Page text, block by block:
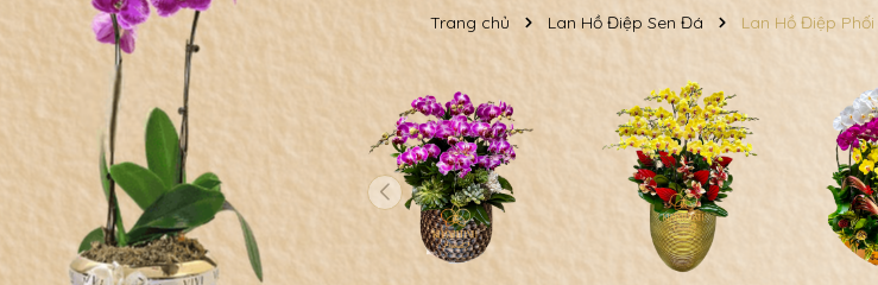
Trang chủ Lan Hồ Điệp Sen Đá Lan Hồ Điệp